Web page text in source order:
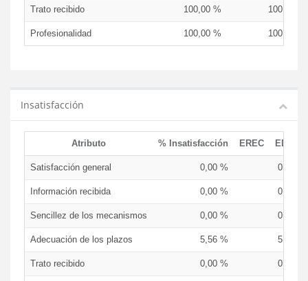
Trato recibido 100,00 % 100,00 %
Profesionalidad 100,00 % 100,00 %
Insatisfacción
Atributo % Insatisfacción EREC EDCEN
Satisfacción general 0,00 % 0,00 %
Información recibida 0,00 % 0,00 %
Sencillez de los mecanismos 0,00 % 0,00 %
Adecuación de los plazos 5,56 % 5,56 %
Trato recibido 0,00 % 0,00 %